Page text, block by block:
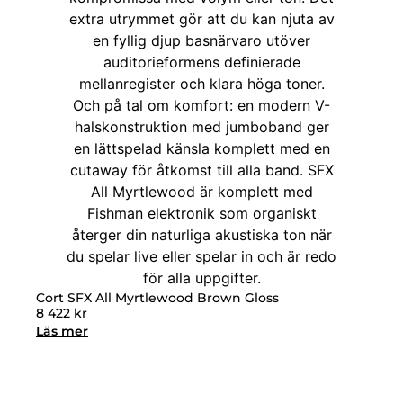
Cort SFX All Myrtlewood Brown Gloss
8 422 kr
Läs mer